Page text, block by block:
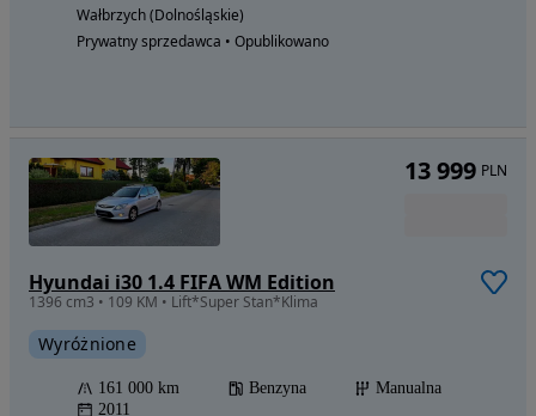
Wałbrzych (Dolnośląskie)
Prywatny sprzedawca • Opublikowano
Hyundai i30 1.4 FIFA WM Edition
1396 cm3 • 109 KM • Lift*Super Stan*Klima
Wyróżnione
161 000 km Benzyna
Manualna
2011
13 999 PLN